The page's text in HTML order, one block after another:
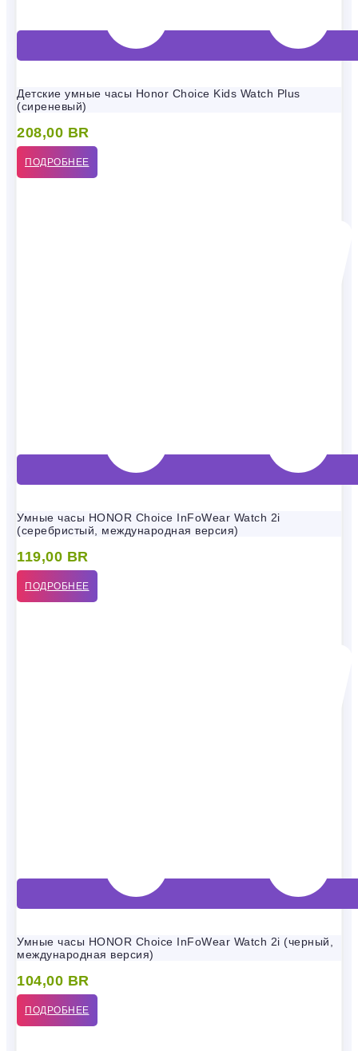
Детские умные часы Honor Choice Kids Watch Plus
(сиреневый)
208,00 BR
ПОДРОБНЕЕ
Умные часы HONOR Choice InFoWear Watch 2i
(серебристый, международная версия)
119,00 BR
ПОДРОБНЕЕ
Умные часы HONOR Choice InFoWear Watch 2i (черный,
международная версия)
104,00 BR
ПОДРОБНЕЕ